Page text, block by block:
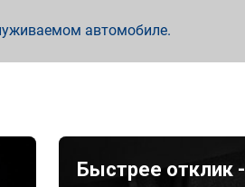
автомобиле.
Быстрее отклик -